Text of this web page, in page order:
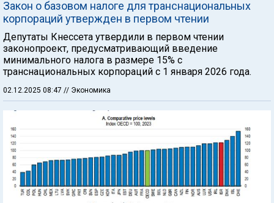
Закон о базовом налоге для транснациональных
корпораций утвержден в первом чтении
Депутаты Кнессета утвердили в первом чтении
законопроект, предусматривающий введение
минимального налога в размере 15% с
транснациональных корпораций с 1 января 2026 года.
02.12.2025 08:47 // Экономика